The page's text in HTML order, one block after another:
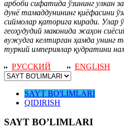
арбоби сифатида ўзининг улкан
дунё тамаддунининг қиёфасини
сиймолар қаторига киради. Улар
геоҳудудий маконида жаҳон
вужудга келтирган ҳамда унинг
туркий империялар қудратини
РУССКИЙ
ENGLISH
SAYT BO'LIMLARI
QIDIRISH
SAYT BO’LIMLARI